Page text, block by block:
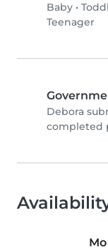
Baby •
Teenager
Debora
completed
Mo